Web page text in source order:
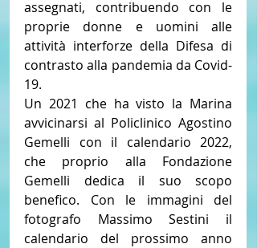
assegnati, contribuendo con le
proprie donne e uomini alle
attività interforze della Difesa di
contrasto alla pandemia da Covid-
19.
Un 2021 che ha visto la Marina
avvicinarsi al Policlinico Agostino
Gemelli con il calendario 2022,
che proprio alla Fondazione
Gemelli dedica il suo scopo
benefico. Con le immagini del
fotografo Massimo Sestini il
calendario del prossimo anno